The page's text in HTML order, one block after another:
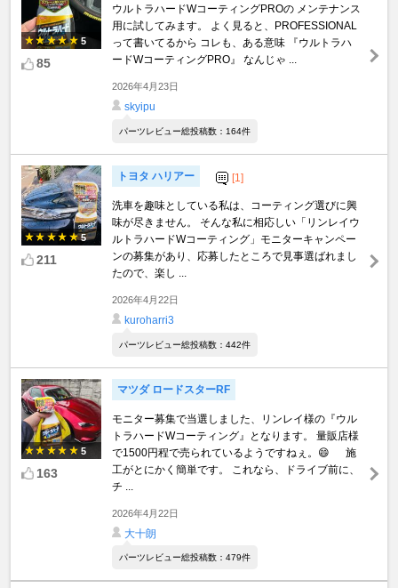
5
85
ウルトラハードWコーティングPROの メンテナンス
用に試してみます。 よく見ると、PROFESSIONAL
って書いてるから コレも、ある意味 『ウルトラハ
ードWコーティングPRO』 なんじゃ ...
2026年4月23日
skyipu
パーツレビュー総投稿数：164件
5
211
トヨタ ハリアー [1]
洗車を趣味としている私は、コーティング選びに興
味が尽きません。 そんな私に相応しい「リンレイウ
ルトラハードWコーティング」モニターキャンペー
ンの募集があり、応募したところで見事選ばれまし
たので、楽し ...
2026年4月22日
kuroharri3
パーツレビュー総投稿数：442件
5
163
マツダ ロードスターRF
モニター募集で当選しました、リンレイ様の『ウル
トラハードWコーティング』となります。 量販店様
で1500円程で売られているようですねぇ。😄 施
工がとにかく簡単です。 これなら、ドライブ前に、
チ ...
2026年4月22日
大十朗
パーツレビュー総投稿数：479件